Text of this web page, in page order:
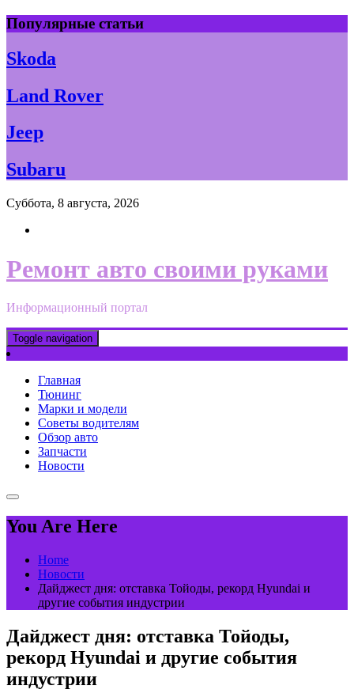
Skip
to
content
Популярные статьи
Skoda
Land Rover
Jeep
Subaru
Суббота, 8 августа, 2026
Ремонт авто своими руками
Информационный портал
Toggle navigation
Главная
Тюнинг
Марки и модели
Советы водителям
Обзор авто
Запчасти
Новости
You Are Here
Home
Новости
Дайджест дня: отставка Тойоды, рекорд Hyundai и
другие события индустрии
Дайджест дня: отставка Тойоды,
рекорд Hyundai и другие события
индустрии